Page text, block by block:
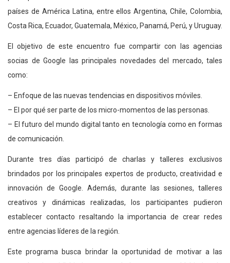
países de América Latina, entre ellos Argentina, Chile, Colombia,
Costa Rica, Ecuador, Guatemala, México, Panamá, Perú, y Uruguay.
El objetivo de este encuentro fue compartir con las agencias
socias de Google las principales novedades del mercado, tales
como:
– Enfoque de las nuevas tendencias en dispositivos móviles.
– El por qué ser parte de los micro-momentos de las personas.
– El futuro del mundo digital tanto en tecnología como en formas
de comunicación.
Durante tres días participó de charlas y talleres exclusivos
brindados por los principales expertos de producto, creatividad e
innovación de Google. Además, durante las sesiones, talleres
creativos y dinámicas realizadas, los participantes pudieron
establecer contacto resaltando la importancia de crear redes
entre agencias líderes de la región.
Este programa busca brindar la oportunidad de motivar a las